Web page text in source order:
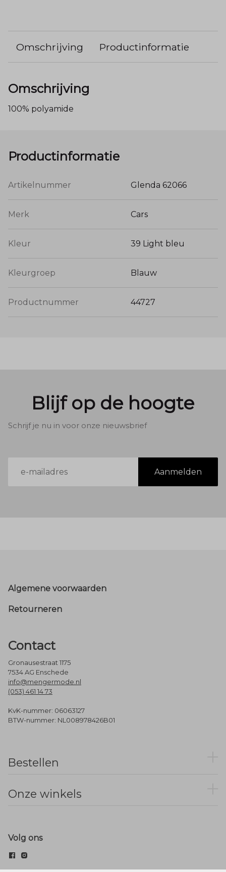
Omschrijving Productinformatie
Omschrijving
100% polyamide
Productinformatie
Artikelnummer Glenda 62066
Merk Cars
Kleur 39 Light bleu
Kleurgroep Blauw
Productnummer 44727
Blijf op de hoogte
Schrijf je nu in voor onze nieuwsbrief
mailadres
Aanmelden
Footer
Algemene voorwaarden
Retourneren
Contact
Gronausestraat 1175
7534 AG Enschede
info@mengermode.nl
(053) 461 14 73
KvK-nummer: 06063127
BTW-nummer: NL008978426B01
Bestellen
Onze winkels
Volg ons